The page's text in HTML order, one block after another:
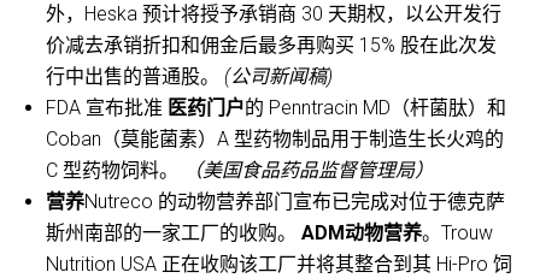
外，Heska 预计将授予承销商 30 天期权，以公开发行
价减去承销折扣和佣金后最多再购买 15% 股在此次发
行中出售的普通股。 (公司新闻稿)
FDA 宣布批准 医药门户的 Penntracin MD（杆菌肽）和
Coban（莫能菌素）A 型药物制品用于制造生长火鸡的
C 型药物饲料。
（美国食品药品监督管理局）
营养Nutreco 的动物营养部门宣布已完成对位于德克萨
斯州南部的一家工厂的收购。ADM动物营养。Trouw
Nutrition USA 正在收购该工厂并将其整合到其 Hi-Pro 饲